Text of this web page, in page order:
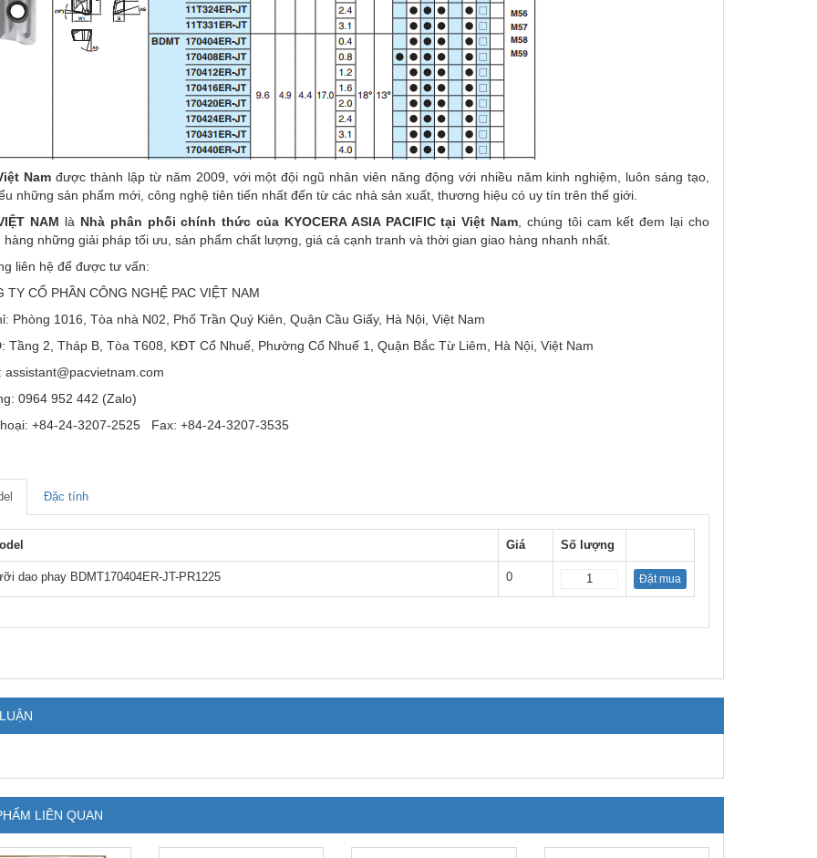
Namđược thành lập từ năm 2009, với một đội ngũ nhân viên năng động với nhiều năm kinh nghiệm, luôn sáng tạo,
những sản phẩm mới, công nghệ tiên tiến nhất đến từ các nhà sản xuất, thương hiệu có uy tín trên thế giới.
NAM là Nhà phân phối chính thức của KYOCERA ASIA PACIFIC tại Việt Nam , chúng tôi cam kết đem lại cho
hàng những giải pháp tối ưu, sản phẩm chất lượng, giá cả cạnh tranh và thời gian giao hàng nhanh nhất.
liên hệ để được tư vấn:
TY CỔ PHẦN CÔNG NGHỆ PAC VIỆT NAM
Phòng 1016, Tòa nhà N02, Phố Trần Quý Kiên, Quận Cầu Giấy, Hà Nội, Việt Nam
Tầng 2, Tháp B, Tòa T608, KĐT Cổ Nhuế, Phường Cổ Nhuế 1, Quận Bắc Từ Liêm, Hà Nội, Việt Nam
assistant@pacvietnam.com
0964 952 442 (Zalo)
+84-24-3207-2525 Fax: +84-24-3207-3535
Đặc tính
Giá Số lượng
dao phay BDMT170404ER-JT-PR1225 0 Đặt mua
LIÊN QUAN